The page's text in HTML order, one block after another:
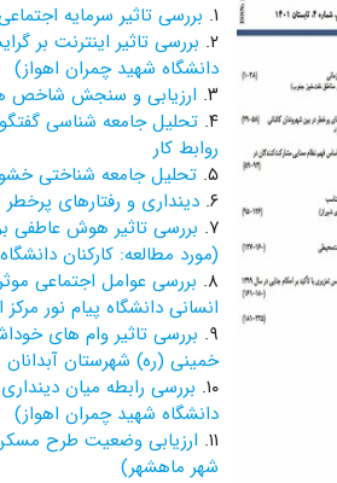
۱. بررسی تاثیر سرمایه
۲. بررسی تاثیر اینترنت بر
دانشگاه شهید چمران اهواز)
۳. ارزیابی و سنجش شاخص های
۴. تحلیل جامعه شناسی
روابط کار
۵. تحلیل جامعه شناختی
۶. دینداری و رفتارهای پرخطر
۷. بررسی تاثیر هوش عاطفی
(مورد مطالعه: کارکنان
۸. بررسی عوامل اجتماعی
انسانی دانشگاه پیام نور مرکز
۹. بررسی تاثیر وام های
خمینی (ره) شهرستان آبدانان
۱۰. بررسی رابطه میان
دانشگاه شهید چمران اهواز)
۱۱. ارزیابی وضعیت طرح
شهر ماهشهر)